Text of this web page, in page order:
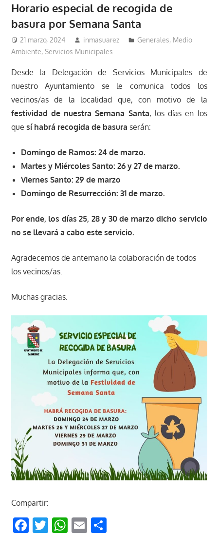
Horario especial de recogida de
basura por Semana Santa
21 marzo, 2024 inmasuarez Generales, Medio
Ambiente, Servicios Municipales
Desde la Delegación de Servicios Municipales de
nuestro Ayuntamiento se le comunica todos los
vecinos/as de la localidad que, con motivo de la
festividad de nuestra Semana Santa, los días en los
que sí habrá recogida de basura serán:
Domingo de Ramos: 24 de marzo.
Martes y Miércoles Santo: 26 y 27 de marzo.
Viernes Santo: 29 de marzo
Domingo de Resurrección: 31 de marzo.
Por ende, los días 25, 28 y 30 de marzo dicho servicio
no se llevará a cabo este servicio.
Agradecemos de antemano la colaboración de todos
los vecinos/as.
Muchas gracias.
Compartir:
Facebook
Twitter
WhatsApp
EmailCompartir